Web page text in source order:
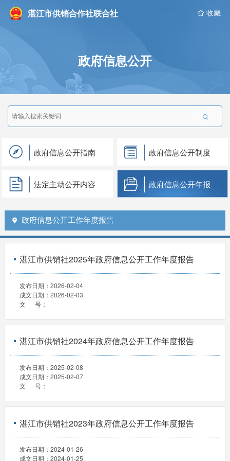
湛江市供销合作社联合社  收藏
政府信息公开

政府信息公开指南 政府信息公开制度
法定主动公开内容 政府信息公开年报
 政府信息公开工作年度报告
湛江市供销社2025年政府信息公开工作年度报告
发布日期： 2026-02-04
成文日期： 2026-02-03
文 号：
湛江市供销社2024年政府信息公开工作年度报告
发布日期： 2025-02-08
成文日期： 2025-02-07
文 号：
湛江市供销社2023年政府信息公开工作年度报告
发布日期： 2024-01-26
成文日期： 2024-01-25